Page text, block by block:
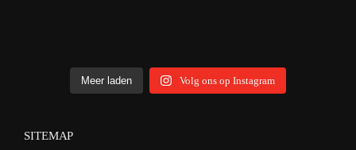
Meer laden Volg ons op Instagram
SITEMAP